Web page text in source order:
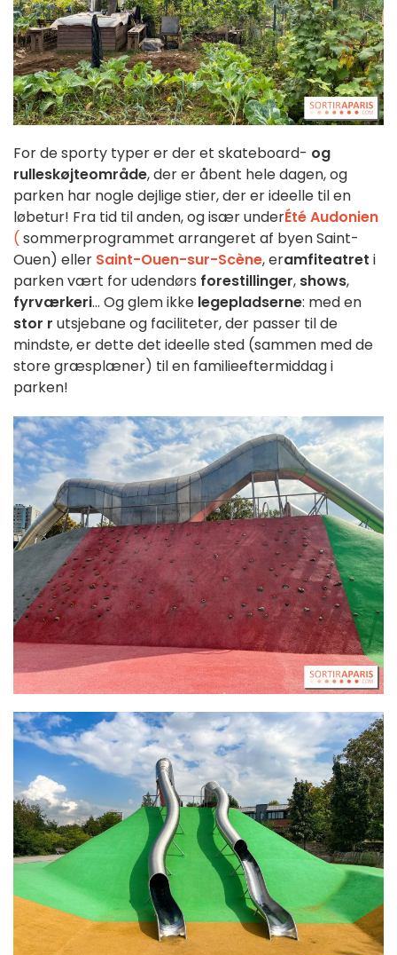
For de sporty typer er der et skateboard- og
rulleskøjteområde, der er åbent hele dagen, og
parken har nogle dejlige stier, der er ideelle til en
løbetur! Fra tid til anden, og især underÉté Audonien
( sommerprogrammet arrangeret af byen Saint-
Ouen) eller Saint-Ouen-sur-Scène, eramfiteatret i
parken vært for udendørs forestillinger, shows,
fyrværkeri... Og glem ikke legepladserne: med en
stor r utsjebane og faciliteter, der passer til de
mindste, er dette det ideelle sted (sammen med de
store græsplæner) til en familieeftermiddag i
parken!